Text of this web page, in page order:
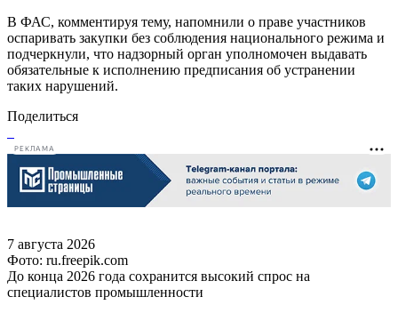
В ФАС, комментируя тему, напомнили о праве участников
оспаривать закупки без соблюдения национального режима и
подчеркнули, что надзорный орган уполномочен выдавать
обязательные к исполнению предписания об устранении
таких нарушений.
Поделиться
РЕКЛАМА
7 августа 2026
Фото: ru.freepik.com
До конца 2026 года сохранится высокий спрос на
специалистов промышленности